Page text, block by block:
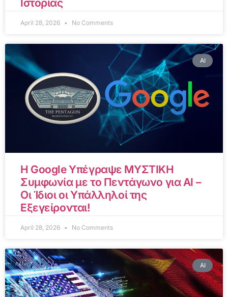
Ιστορίας
April 28, 2026 No Comments
AI
Η Google Υπέγραψε ΜΥΣΤΙΚΗ
Συμφωνία με το Πεντάγωνο για AI –
Οι Ίδιοι οι Υπάλληλοί της
Εξεγείρονται!
April 28, 2026 No Comments
AI